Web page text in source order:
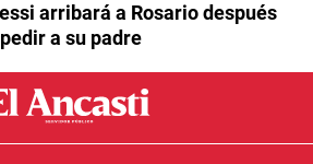
arribará a Rosario después
a su padre